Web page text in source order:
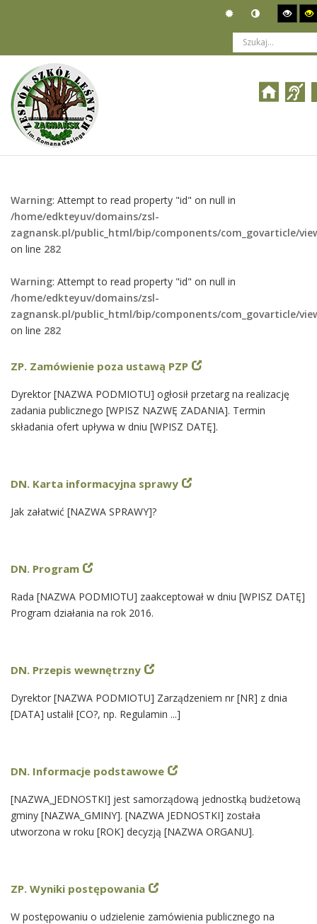
Jesteś tutaj: Działalność
ROOT > Szablony artykułów
Warning: Attempt to read property "id" on null in
/home/edkteyuv/domains/zsl-
zagnansk.pl/public_html/bip/components/com_govarticle/
on line 282
Warning: Attempt to read property "id" on null in
/home/edkteyuv/domains/zsl-
zagnansk.pl/public_html/bip/components/com_govarticle/
on line 282
ZP. Zamówienie poza ustawą PZP
Dyrektor [NAZWA PODMIOTU] ogłosił przetarg na realizację
zadania publicznego [WPISZ NAZWĘ ZADANIA]. Termin
składania ofert upływa w dniu [WPISZ DATĘ].
DN. Karta informacyjna sprawy
Jak załatwić [NAZWA SPRAWY]?
DN. Program
Rada [NAZWA PODMIOTU] zaakceptował w dniu [WPISZ DATĘ]
Program działania na rok 2016.
DN. Przepis wewnętrzny
Dyrektor [NAZWA PODMIOTU] Zarządzeniem nr [NR] z dnia
[DATA] ustalił [CO?, np. Regulamin ...]
DN. Informacje podstawowe
[NAZWA_JEDNOSTKI] jest samorządową jednostką budżetową
gminy [NAZWA_GMINY]. [NAZWA JEDNOSTKI] została
utworzona w roku [ROK] decyzją [NAZWA ORGANU].
ZP. Wyniki postępowania
W postępowaniu o udzielenie zamówienia publicznego na